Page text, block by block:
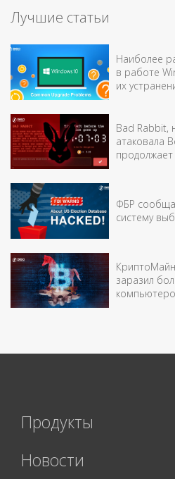
Лучшие статьи
Наиболее
в работе
их
Bad Rabbit,
атаковала
ФБР
систему
заразил
Продукты
Новости